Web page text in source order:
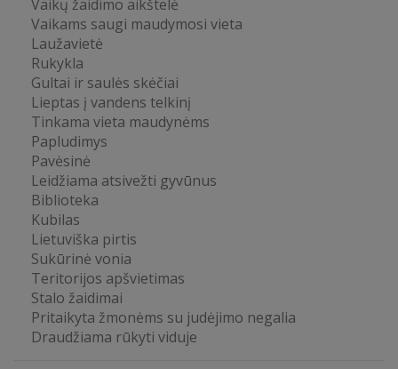
Vaikų žaidimo aikštelė
Vaikams saugi maudymosi vieta
Laužavietė
Rukykla
Gultai ir saulės skėčiai
Lieptas į vandens telkinį
Tinkama vieta maudynėms
Papludimys
Pavėsinė
Leidžiama atsivežti gyvūnus
Biblioteka
Kubilas
Lietuviška pirtis
Sukūrinė vonia
Teritorijos apšvietimas
Stalo žaidimai
Pritaikyta žmonėms su judėjimo negalia
Draudžiama rūkyti viduje